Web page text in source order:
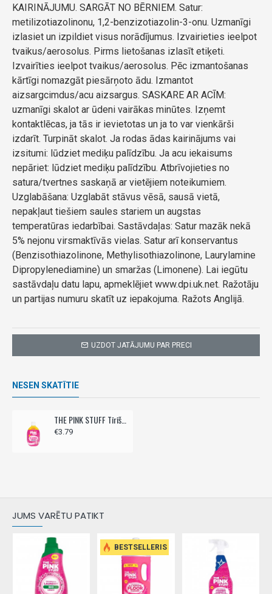
UZDOT JATĀJUMU PAR PRECI
KAIRINĀJUMU. SARGĀT NO BĒRNIEM. Satur:
metilizotiazolinonu, 1,2-benzizotiazolin-3-onu. Uzmanīgi
izlasiet un izpildiet visus norādījumus. Izvairieties ieelpot
tvaikus/aerosolus. Pirms lietošanas izlasīt etiķeti.
Izvairīties ieelpot tvaikus/aerosolus. Pēc izmantošanas
kārtīgi nomazgāt piesārņoto ādu. Izmantot
aizsargcimdus/acu aizsargus. SASKARE AR ACĪM:
uzmanīgi skalot ar ūdeni vairākas minūtes. Izņemt
kontaktlēcas, ja tās ir ievietotas un ja to var vienkārši
izdarīt. Turpināt skalot. Ja rodas ādas kairinājums vai
izsitumi: lūdziet mediķu palīdzību. Ja acu iekaisums
nepāriet: lūdziet mediķu palīdzību. Atbrīvojieties no
satura/tvertnes saskaņā ar vietējiem noteikumiem.
Uzglabāšana: Uzglabāt stāvus vēsā, sausā vietā,
nepakļaut tiešiem saules stariem un augstas
temperatūras iedarbībai. Sastāvdaļas: Satur mazāk nekā
5% nejonu virsmaktīvās vielas. Satur arī konservantus
(Benzisothiazolinone, Methylisothiazolinone, Laurylamine
Dipropylenediamine) un smaržas (Limonene). Lai iegūtu
sastāvdaļu datu lapu, apmeklējiet www.dpi.uk.net. Ražotāju
un partijas numuru skatīt uz iepakojuma. Ražots Anglijā.
NESEN SKATĪTIE
THE PINK STUFF Tīrīšanas līdzeklis grīdām 750ml - izspiežams
€3.79
JUMS VARĒTU PATIKT
BESTSELLERIS